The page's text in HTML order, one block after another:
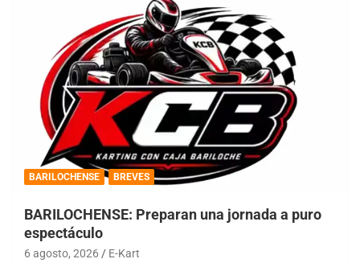
BARILOCHENSE BREVES
BARILOCHENSE: Preparan una jornada a puro
espectáculo
6 agosto, 2026 E-Kart